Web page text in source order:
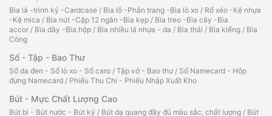
Bìa lá -trình ký -Cardcase / Bìa lỗ -Phân trang -Bìa lò xo / Rổ xéo -Kệ nhựa
-Kệ mica / Bìa nút -Cặp 12 ngăn -Bìa kẹp / Bìa treo -Bìa cây -Bìa
accor / Bìa dây -Bìa hộp / Bìa nhiều lá nhựa - da / Bìa thái / Bìa kiếng / Bìa
Còng
Sổ - Tập - Bao Thư
Sổ da đen - Sổ lò xo - Sổ caro / Tập vở - Bao thư/ Sổ Namecard - Hộp
đựng Namecard / Phiếu Thu Chi - Phiếu Nhập Xuất Kho
Bút - Mực Chất Lượng Cao
Bút bi - Bút nước - Bút ký / Bút dạ quang đầy đủ màu sắc, chất lượng / Bút